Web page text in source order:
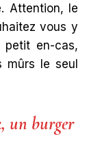
Attention, le
vous y
petit en-cas,
mûrs le seul
un burger